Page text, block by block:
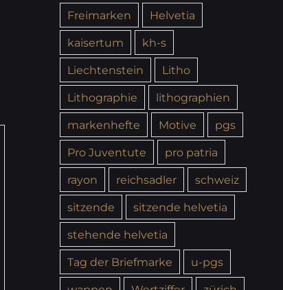
Freimarken
Helvetia
kaisertum
kh-s
Liechtenstein
Litho
Lithographie
lithographien
markenhefte
Motive
pgs
Pro Juventute
pro patria
rayon
reichsadler
schweiz
sitzende
sitzende helvetia
stehende helvetia
Tag der Briefmarke
u-pgs